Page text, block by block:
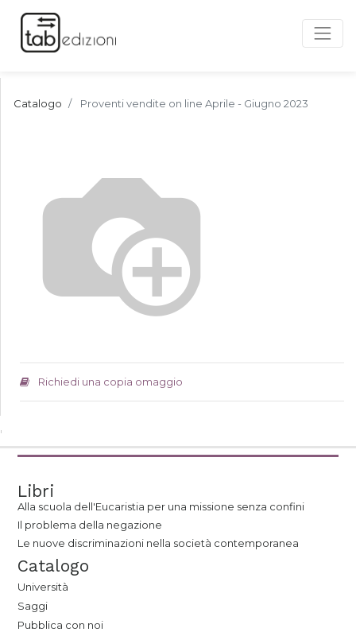
Catalogo Proventi vendite on line Aprile - Giugno 2023
Richiedi una copia omaggio
Libri
Alla scuola dell'Eucaristia per una missione senza confini
Il problema della negazione
Le nuove discriminazioni nella società contemporanea
Catalogo
Università
Saggi
Pubblica con noi